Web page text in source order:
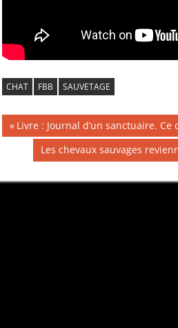
CHAT FBB SAUVETAGE
Navigation
l’article
Publication
précédente :
Livre : Journal d’un sanctuaire.
Publication
suivante :
Les chevaux sauvages